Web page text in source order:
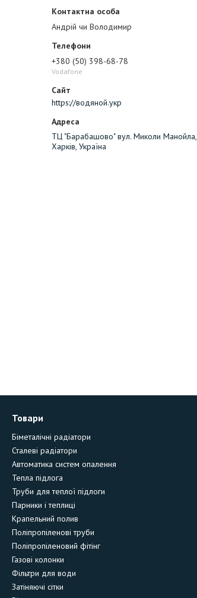
Андрій чи Володимир
+380 (50) 398-68-78
Vodafone
https://водяной.укр
ТЦ "Барабашово" вул. Миколи Манойла,
Харків, Україна
Товари
Біметалічні радіатори
Сталеві радіатори
Автоматика систем опалення
Тепла підлога
Труби для теплої підлоги
Парники і теплиці
Крапельний полив
Поліпропіленові труби
Поліпропіленовий фітінг
Газові колонки
Фільтри для води
Затіняючі сітки